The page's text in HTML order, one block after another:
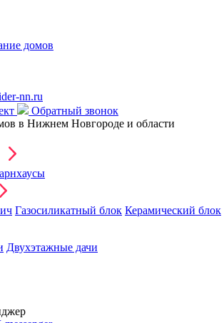
домов
nn.ru
Обратный звонок
в Нижнем Новгороде и области
Газосиликатный блок Керамический блок
Двухэтажные дачи